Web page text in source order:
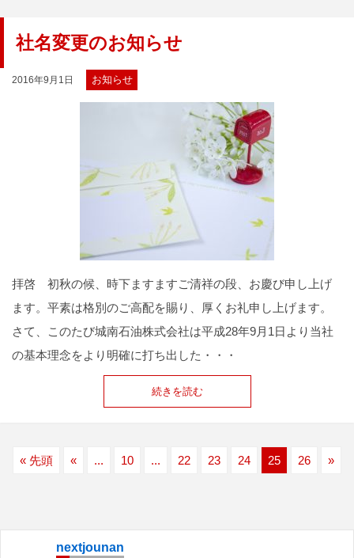
社名変更のお知らせ
2016年9月1日 お知らせ
拝啓 初秋の候、時下ますますご清祥の段、お慶び申し上げ
ます。平素は格別のご高配を賜り、厚くお礼申し上げます。
さて、このたび城南石油株式会社は平成28年9月1日より当社
の基本理念をより明確に打ち出した・・・
続きを読む
« 先頭 « ... 10 ... 22 23 24 25 26 »
nextjounan